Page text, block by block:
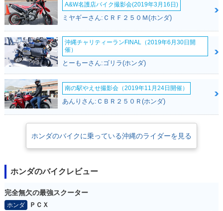
A&W名護店バイク撮影会(2019年3月16日)
ミヤギーさん:ＣＲＦ２５０Ｍ(ホンダ)
沖縄チャリティーランFINAL（2019年6月30日開
催）
とーもーさん:ゴリラ(ホンダ)
南の駅やえせ撮影会（2019年11月24日開催）
あんりさん:ＣＢＲ２５０Ｒ(ホンダ)
ホンダのバイクに乗っている沖縄のライダーを見る
ホンダのバイクレビュー
完全無欠の最強スクーター
ホンダ
ＰＣＸ